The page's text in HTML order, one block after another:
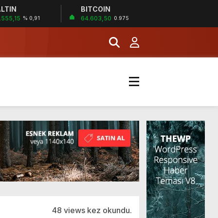
% 0,91
BITCOIN
64.603,50 0.975
SGK
48 views kez okundu.